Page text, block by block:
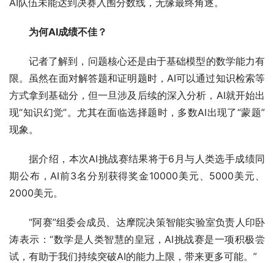
为何AI成绩不佳？
记者了解到，问题核心还是由于基础模型的数学能力有
限。虽然在面对解答题和证明题时，AI可以通过知识检索等
方式拿到基础分，但一旦涉及后续的深入分析，AI就开始出
现“知识幻觉”。尤其在面临选择题时，多数AI出现了“蒙题”
现象。
据介绍，本次AI挑战赛结果将于6月与人类选手成绩同
期公布，AI前3名分别获得奖金10000美元、5000美元、
2000美元。
“阿赛”组委会成员、达摩院决策智能实验室负责人印卧
涛表示：“数学是人类智慧的皇冠，AI挑战赛是一项积极尝
试，有助于我们持续突破AI的能力上限，带来更多可能。”